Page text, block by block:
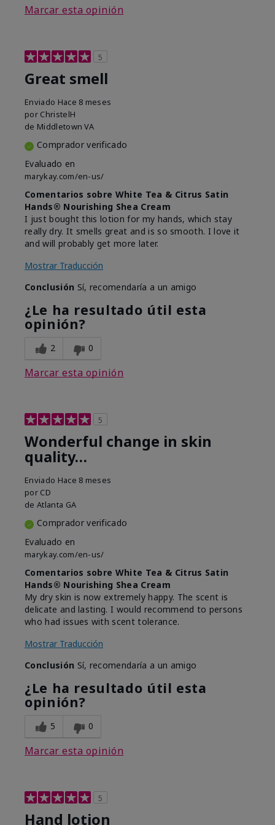
Marcar esta opinión
5
Great smell
Enviado Hace 8 meses
por ChristelH
de Middletown VA
Comprador verificado
Evaluado en
marykay.com/en-us/
Comentarios sobre White Tea & Citrus Satin
Hands® Nourishing Shea Cream
I just bought this lotion for my hands, which stay
really dry. It smells great and is so smooth. I love it
and will probably get more later.
Mostrar Traducción
Conclusión Sí, recomendaría a un amigo
¿Le ha resultado útil esta
opinión?
2 0
Marcar esta opinión
5
Wonderful change in skin
quality…
Enviado Hace 8 meses
por CD
de Atlanta GA
Comprador verificado
Evaluado en
marykay.com/en-us/
Comentarios sobre White Tea & Citrus Satin
Hands® Nourishing Shea Cream
My dry skin is now extremely happy. The scent is
delicate and lasting. I would recommend to persons
who had issues with scent tolerance.
Mostrar Traducción
Conclusión Sí, recomendaría a un amigo
¿Le ha resultado útil esta
opinión?
5 0
Marcar esta opinión
5
Hand lotion